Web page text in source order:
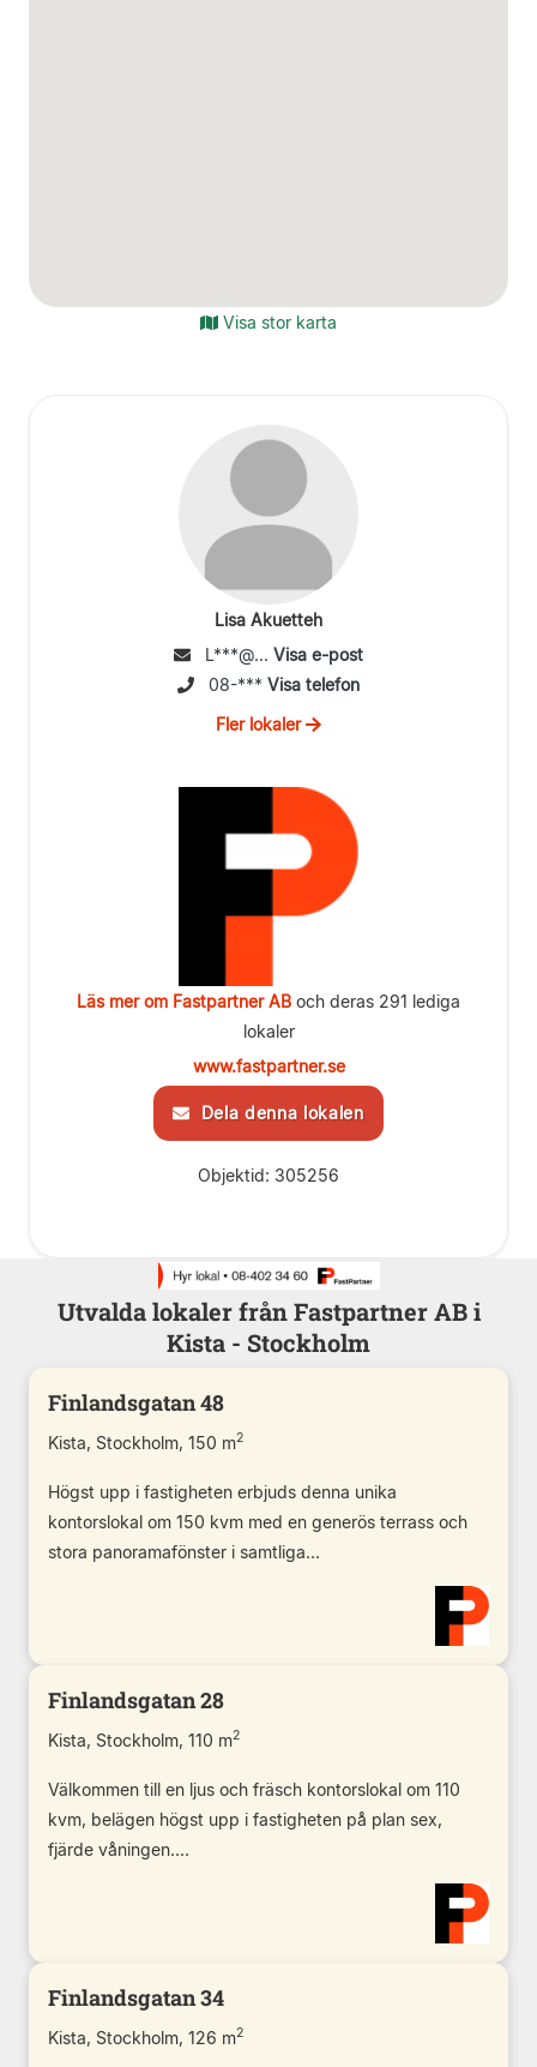
Visa stor karta
Lisa Akuetteh
L***@... Visa e-post
08-*** Visa telefon
Fler lokaler
Läs mer om Fastpartner AB och deras 291 lediga
lokaler
www.fastpartner.se
Dela denna lokalen
Objektid: 305256
Utvalda lokaler från Fastpartner AB i
Kista - Stockholm
Finlandsgatan 48
Kista, Stockholm, 150 m2
Högst upp i fastigheten erbjuds denna unika
kontorslokal om 150 kvm med en generös terrass och
stora panoramafönster i samtliga...
Finlandsgatan 28
Kista, Stockholm, 110 m2
Välkommen till en ljus och fräsch kontorslokal om 110
kvm, belägen högst upp i fastigheten på plan sex,
fjärde våningen....
Finlandsgatan 34
Kista, Stockholm, 126 m2